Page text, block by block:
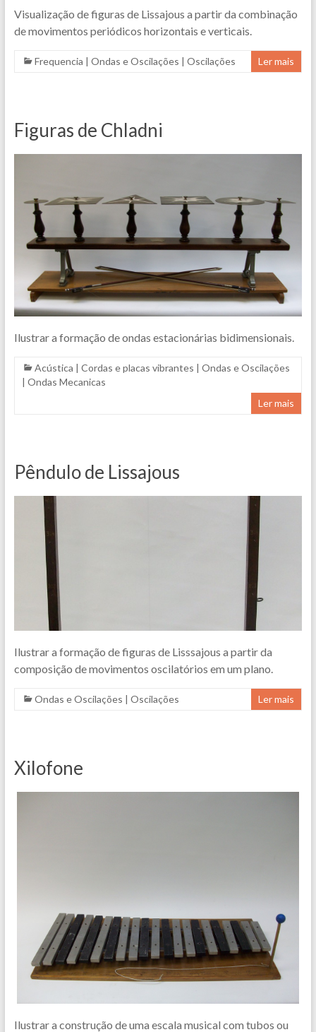
Visualização de figuras de Lissajous a partir da combinação
de movimentos periódicos horizontais e verticais.
Frequencia | Ondas e Oscilações | Oscilações Ler mais
Figuras de Chladni
Ilustrar a formação de ondas estacionárias bidimensionais.
Acústica | Cordas e placas vibrantes | Ondas e Oscilações
| Ondas Mecanicas
Ler mais
Pêndulo de Lissajous
Ilustrar a formação de figuras de Lisssajous a partir da
composição de movimentos oscilatórios em um plano.
Ondas e Oscilações | Oscilações Ler mais
Xilofone
Ilustrar a construção de uma escala musical com tubos ou